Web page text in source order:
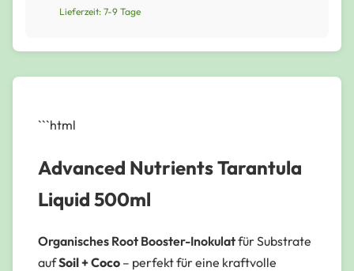
Lieferzeit: 7-9 Tage
```html
Advanced Nutrients Tarantula
Liquid 500ml
Organisches Root Booster-InokulatfürSubstrate
aufSoil + Coco – perfekt für eine kraftvolle